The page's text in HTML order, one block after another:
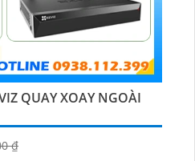
QUAY XOAY NGOÀI
₫